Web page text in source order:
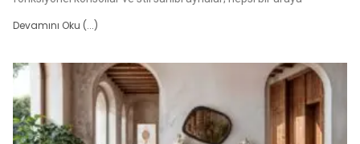
Devamını Oku (...)